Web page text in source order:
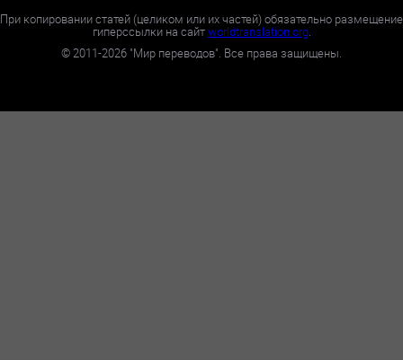
При копировании статей (целиком или их частей) обязательно размещение
гиперссылки на сайтworldtranslation.org.
©2011-2026 "Мир переводов". Все права защищены.